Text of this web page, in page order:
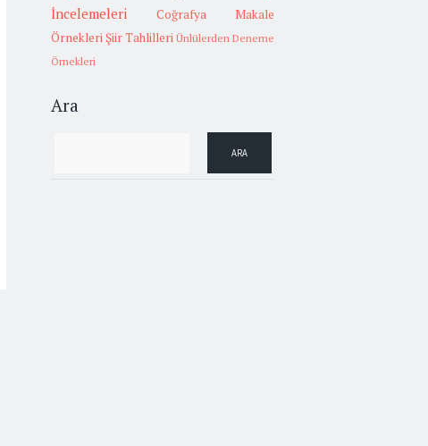
İncelemeleri
Coğrafya
Makale
Örnekleri Şiir Tahlilleri Ünlülerden Deneme
Örnekleri
Ara